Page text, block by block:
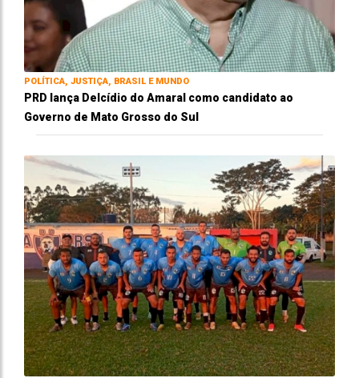
POLÍTICA, JUSTIÇA, BRASIL E MUNDO
PRD lança Delcídio do Amaral como candidato ao
Governo de Mato Grosso do Sul